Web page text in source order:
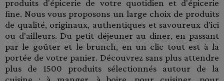
produits d'épicerie de votre quotidien et d'épicerie
fine. Nous vous proposons un large choix de produits
de qualité, originaux, authentiques et savoureux d'ici
ou d'ailleurs. Du petit déjeuner au diner, en passant
par le goûter et le brunch, en un clic tout est à la
portée de votre panier. Découvrez sans plus attendre
plus de 1500 produits sélectionnés autour de la